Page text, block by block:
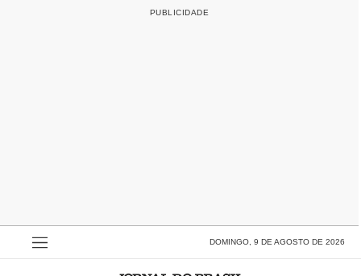
DOMINGO, 9 DE AGOSTO DE 2026